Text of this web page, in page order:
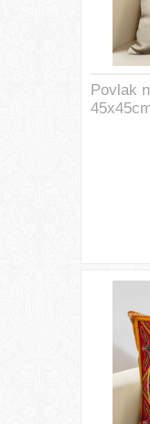
Povlak